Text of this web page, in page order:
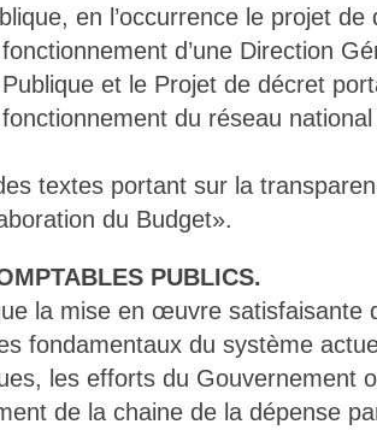
en l’occurrence le projet
d’une Direction
et le Projet de décret
du réseau
textes portant sur la
du Budget».
PUBLICS.
la mise en œuvre satisfaisante
fondamentaux du système
les efforts du Gouvernement
de la chaine de la dépense